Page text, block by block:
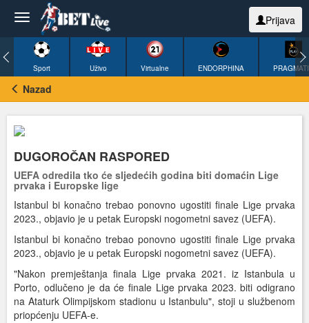
Prijava
Sport Uživo Virtualne ENDORPHINA
Nazad
DUGOROČAN RASPORED
UEFA odredila tko će sljedećih godina biti domaćin Lige
prvaka i Europske lige
Istanbul bi konačno trebao ponovno ugostiti finale Lige prvaka
2023., objavio je u petak Europski nogometni savez (UEFA).
Istanbul bi konačno trebao ponovno ugostiti finale Lige prvaka
2023., objavio je u petak Europski nogometni savez (UEFA).
"Nakon premještanja finala Lige prvaka 2021. iz Istanbula u
Porto, odlučeno je da će finale Lige prvaka 2023. biti odigrano
na Ataturk Olimpijskom stadionu u Istanbulu", stoji u službenom
priopćenju UEFA-e.